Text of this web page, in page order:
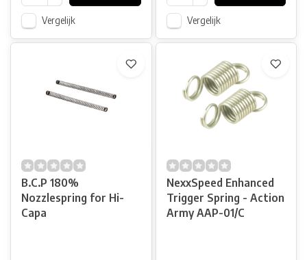
Vergelijk Vergelijk
B.C.P 180%
Nozzlespring for Hi-
Capa
NexxSpeed Enhanced
Trigger Spring - Action
Army AAP-01/C